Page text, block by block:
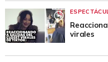
virales